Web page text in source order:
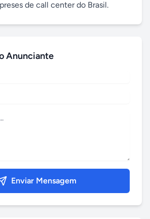
de call center do Brasil.
Anunciante
Enviar Mensagem